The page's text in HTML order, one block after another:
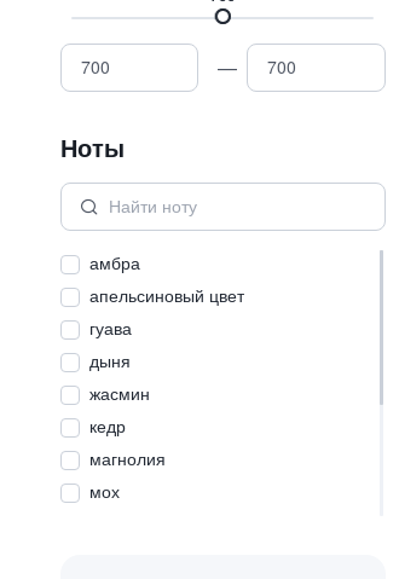
—
Ноты
амбра
апельсиновый цвет
гуава
дыня
жасмин
кедр
магнолия
мох